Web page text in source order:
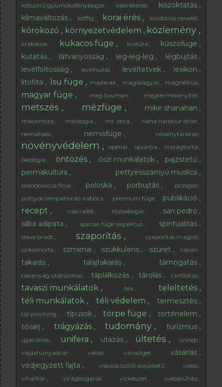
kétszínű gyümölcsfénybogár
kísérletezés
kiszoktatás
klímaváltozás
koffig korai érés kordonos nevelés
kórokozó környezetvédelem közlemény
krakatoa kukacos füge kultúra
kúszófüge
kutatás
látványosság leg-leg-leg
légbujtás
levélfoltosság
levélhullás levéltetvek
lexikon
litofita
lsu füge madarak magaságyás magnélküli
magyar füge meg lowman megtermékenyítés
metszés mézfüge mike shanahan
mikorrhiza mitológia mt. etna
naha harbour diner
nematoda
nemisfüge növénytársítás
növényvédelem openai opuntia
országtorta
ökológia
öntözés őszi munkálatok
pajzstetű
permakultúra
pettyesszárnyú muslica
planococcus ficus poloska porbujtás
pozsgás
pöttyös lámpahordó-kabóca
prémium füge publikáció
recept ross raddi rózsabogár
san pedro
silba adipata
spicces füge respektus spiritualitás
steve bradt szaporítás
szaporítás magról
szikomorfa
szmirnai szukkulens szüret tabán
takarás talajtakarás támogatás
tápanyag utánpótlás táplálkozás tárolás tartósítás
tavaszi munkálatok tea
teleltetés
téli munkálatok
téli védelem termesztés
tip pinching típusok törpe füge
történelem
tősarj
trágyázás tudomány turizmus
ujjas óriás unifera utazás ültetés
ünnep
vajdahunyadvár
vallás városliget
vásárlás
védjegyzett fajta
viaszos szőlő-pajzstetű
videó
viharkár
virágbogarak vízkészlet
webáruház